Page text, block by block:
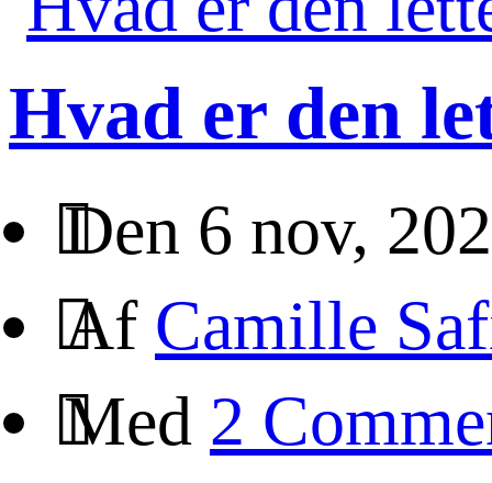
Hvad er den
Den 6 nov,
Af Camille
Med 2